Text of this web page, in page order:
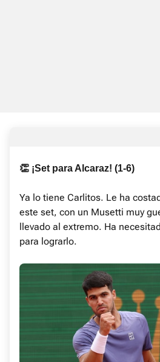
👏 ¡Set para Alcaraz! (1-6)
Ya lo tiene Carlitos. Le ha
este set, con un Musetti muy
llevado al extremo. Ha
para lograrlo.